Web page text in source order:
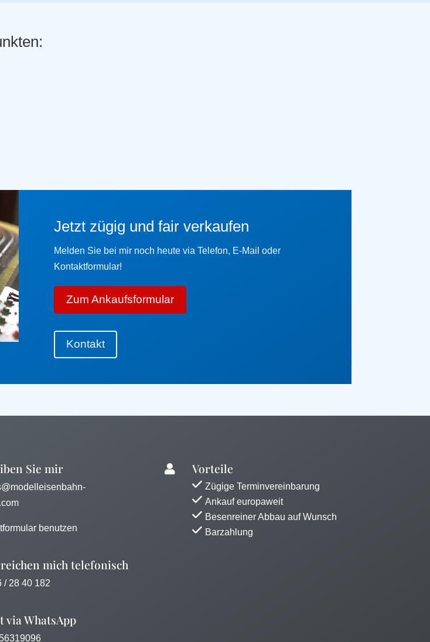
Jetzt zügig und fair verkaufen
Melden Sie bei mir noch heute via Telefon, E-Mail oder
Kontaktformular!
Zum Ankaufsformular
Kontakt
Sie mir
benutzen
mich telefonisch
/ 28 40 182
via WhatsApp
 Vorteile
Zügige Terminvereinbarung
Ankauf europaweit
Besenreiner Abbau auf Wunsch
Barzahlung